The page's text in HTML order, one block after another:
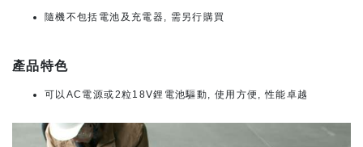
隨機不包括電池及充電器, 需另行購買
產品特色
可以AC電源或2粒18V鋰電池驅動, 使用方便, 性能卓越